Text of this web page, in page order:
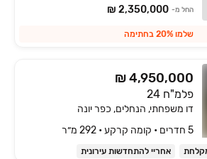
החל מ- 2,350,000 ₪
שלמו 20% בחתימה
₪ 4,950,000
פלמ"ח 24
דו משפחתי, הנחלים, כפר יונה
5 חדרים • קומה ‎קרקע‏ • 292 מ״ר
אחריי להתחדשות עירונית